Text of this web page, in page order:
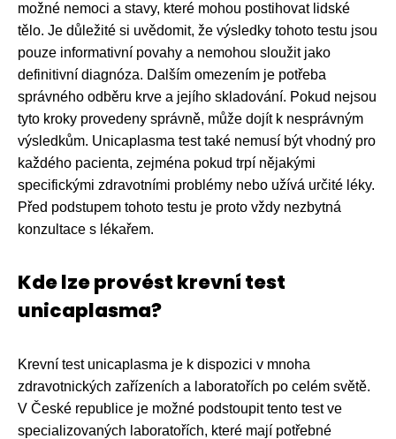
možné nemoci a stavy, které mohou postihovat lidské
tělo. Je důležité si uvědomit, že výsledky tohoto testu jsou
pouze informativní povahy a nemohou sloužit jako
definitivní diagnóza. Dalším omezením je potřeba
správného odběru krve a jejího skladování. Pokud nejsou
tyto kroky provedeny správně, může dojít k nesprávným
výsledkům. Unicaplasma test také nemusí být vhodný pro
každého pacienta, zejména pokud trpí nějakými
specifickými zdravotními problémy nebo užívá určité léky.
Před podstupem tohoto testu je proto vždy nezbytná
konzultace s lékařem.
Kde lze provést krevní test
unicaplasma?
Krevní test unicaplasma je k dispozici v mnoha
zdravotnických zařízeních a laboratořích po celém světě.
V České republice je možné podstoupit tento test ve
specializovaných laboratořích, které mají potřebné